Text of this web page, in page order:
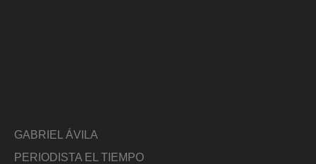
GABRIEL ÁVILA
PERIODISTA EL TIEMPO